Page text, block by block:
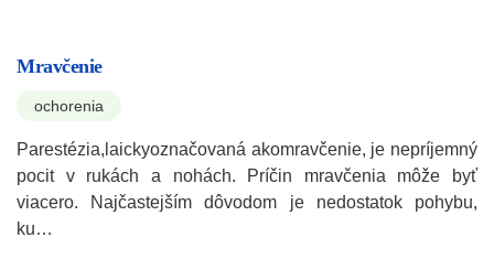
Mravčenie
ochorenia
Parestézia,laickyoznačovaná akomravčenie, je nepríjemný
pocit v rukách a nohách. Príčin mravčenia môže byť
viacero. Najčastejším dôvodom je nedostatok pohybu,
ku…